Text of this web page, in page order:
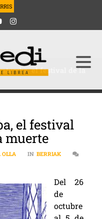
el festival de la
el festival
muerte
OLLA IN BERRIAK
ZAKATUMBA, EL FESTIVAL
Del 26
de
octubre